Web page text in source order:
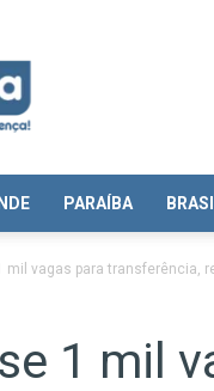
PARAÍBA
mil vagas para transferência,
1 mil